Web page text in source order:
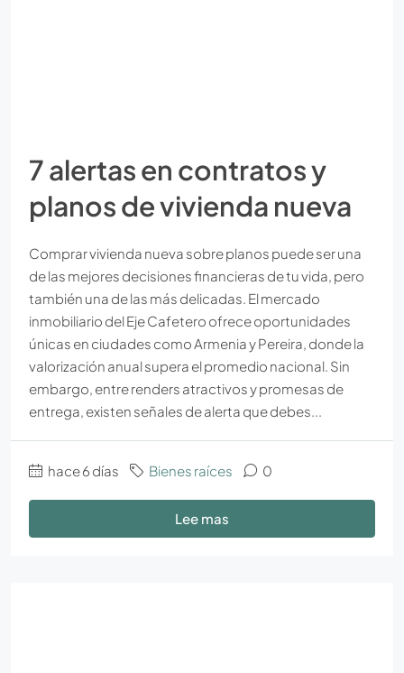
7 alertas en contratos y
planos de vivienda nueva
Comprar vivienda nueva sobre planos puede ser una
de las mejores decisiones financieras de tu vida, pero
también una de las más delicadas. El mercado
inmobiliario del Eje Cafetero ofrece oportunidades
únicas en ciudades como Armenia y Pereira, donde la
valorización anual supera el promedio nacional. Sin
embargo, entre renders atractivos y promesas de
entrega, existen señales de alerta que debes...
hace 6 días Bienes raíces 0
Lee mas